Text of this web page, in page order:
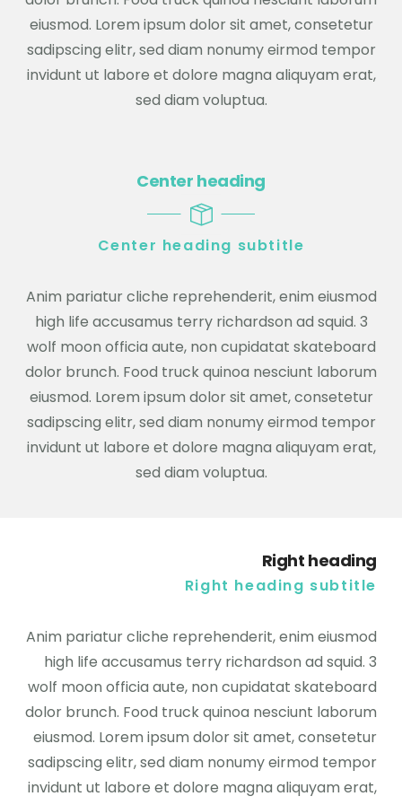
eiusmod. Lorem ipsum dolor sit amet, consetetur
sadipscing elitr, sed diam nonumy eirmod tempor
invidunt ut labore et dolore magna aliquyam erat,
sed diam voluptua.
Center heading
Center heading subtitle
Anim pariatur cliche reprehenderit, enim eiusmod
high life accusamus terry richardson ad squid. 3
wolf moon officia aute, non cupidatat skateboard
dolor brunch. Food truck quinoa nesciunt laborum
eiusmod. Lorem ipsum dolor sit amet, consetetur
sadipscing elitr, sed diam nonumy eirmod tempor
invidunt ut labore et dolore magna aliquyam erat,
sed diam voluptua.
Right heading
Right heading subtitle
Anim pariatur cliche reprehenderit, enim eiusmod
high life accusamus terry richardson ad squid. 3
wolf moon officia aute, non cupidatat skateboard
dolor brunch. Food truck quinoa nesciunt laborum
eiusmod. Lorem ipsum dolor sit amet, consetetur
sadipscing elitr, sed diam nonumy eirmod tempor
invidunt ut labore et dolore magna aliquyam erat,